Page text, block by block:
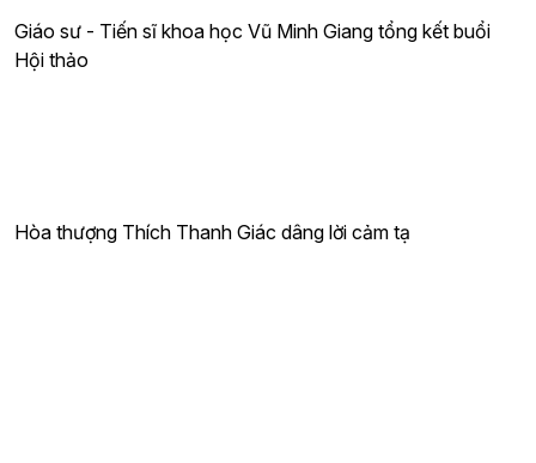
Giáo sư - Tiến sĩ khoa học Vũ Minh Giang tổng kết buổi
Hội thảo
Hòa thượng Thích Thanh Giác dâng lời cảm tạ